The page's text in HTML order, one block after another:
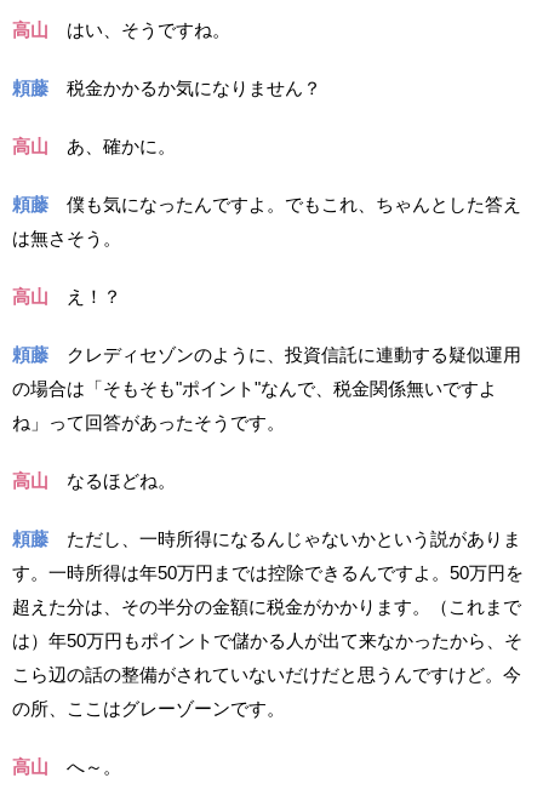
高山 はい、そうですね。
頼藤 税金かかるか気になりません？
高山 あ、確かに。
頼藤 僕も気になったんですよ。でもこれ、ちゃんとした答え
は無さそう。
高山 え！？
頼藤 クレディセゾンのように、投資信託に連動する疑似運用
の場合は「そもそも"ポイント"なんで、税金関係無いですよ
ね」って回答があったそうです。
高山 なるほどね。
頼藤 ただし、一時所得になるんじゃないかという説がありま
す。一時所得は年50万円までは控除できるんですよ。50万円を
超えた分は、その半分の金額に税金がかかります。（これまで
は）年50万円もポイントで儲かる人が出て来なかったから、そ
こら辺の話の整備がされていないだけだと思うんですけど。今
の所、ここはグレーゾーンです。
高山 へ～。